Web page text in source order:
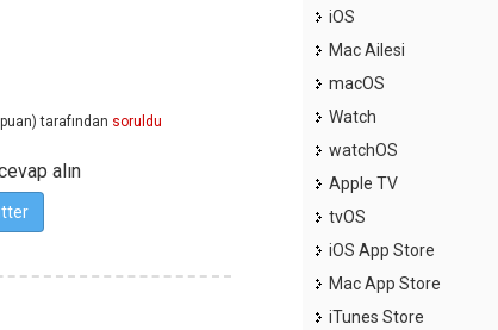
puan) tarafından soruldu
alın
iOS
Mac Ailesi
macOS
Watch
watchOS
Apple TV
tvOS
iOS App Store
Mac App Store
iTunes Store